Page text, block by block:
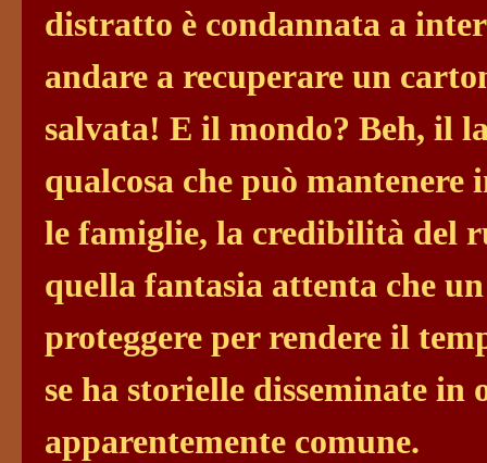
distratto è condannata a
andare a recuperare un
salvata! E il mondo? Beh, il
qualcosa che può
le famiglie, la credibilità del
quella fantasia attenta che
proteggere per rendere il
se ha storielle disseminate in
apparentemente comune.